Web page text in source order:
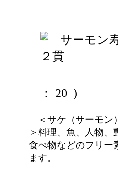
： 20 )
＜サケ（サーモン
＞料理、魚、人物、
食べ物などのフリー
ます。